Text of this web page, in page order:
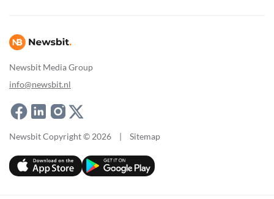
Newsbit Media Group
info@newsbit.nl
Newsbit Copyright © 2026 | Sitemap